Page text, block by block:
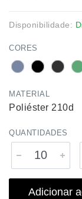
Disponibilidade:
CORES
MATERIAL
Poliéster 210d
QUANTIDADES
Adicionar